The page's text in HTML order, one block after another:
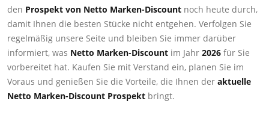
den Prospekt von Netto Marken-Discount noch heute durch,
damit Ihnen die besten Stücke nicht entgehen. Verfolgen Sie
regelmäßig unsere Seite und bleiben Sie immer darüber
informiert, was Netto Marken-Discount im Jahr 2026 für Sie
vorbereitet hat. Kaufen Sie mit Verstand ein, planen Sie im
Voraus und genießen Sie die Vorteile, die Ihnen der aktuelle
Netto Marken-Discount Prospekt bringt.